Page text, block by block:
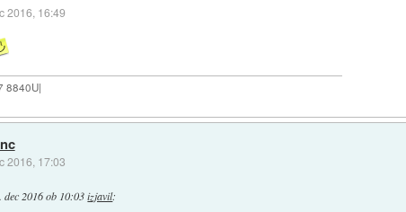
2016, 16:49
8840U|
2016, 17:03
dec 2016 ob 10:03 izjavil: